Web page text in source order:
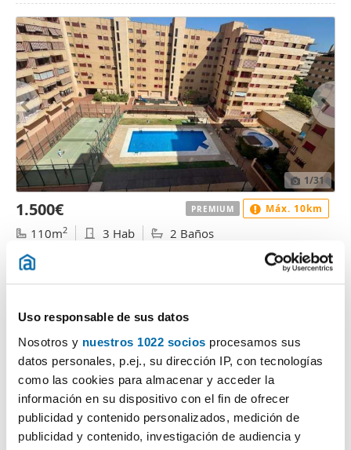
Uso responsable de sus datos
Nosotros y nuestros 1022 socios procesamos sus
datos personales, p.ej., su dirección IP, con tecnologías
como las cookies para almacenar y acceder la
información en su dispositivo con el fin de ofrecer
publicidad y contenido personalizados, medición de
publicidad y contenido, investigación de audiencia y
1/31
1.500€
110m2 3 Hab 2 Baños
Carretera de Cádiz, Palacio deportes, Málaga
Llamar
Contactar
PREMIUM Máx. 10km
Anuncio sin fotos